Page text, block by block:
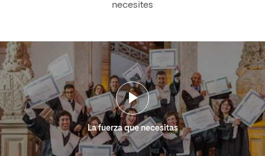
necesites
La fuerza que necesitas